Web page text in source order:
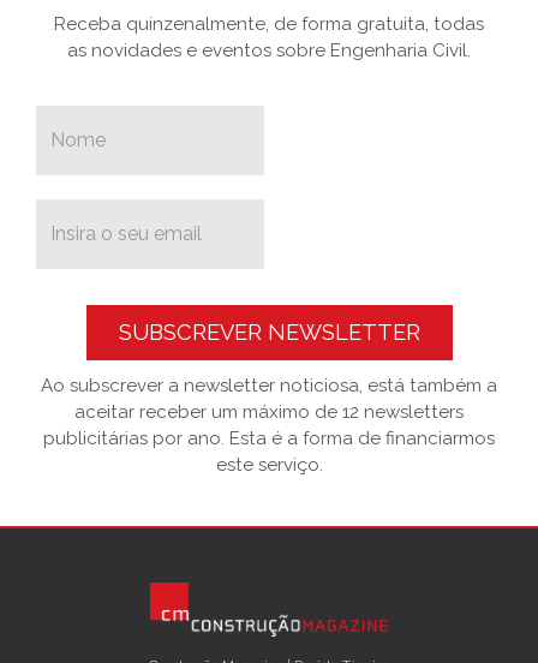
Receba quinzenalmente, de forma gratuita, todas
as novidades e eventos sobre Engenharia Civil.
SUBSCREVER NEWSLETTER
Ao subscrever a newsletter noticiosa, está também a
aceitar receber um máximo de 12 newsletters
publicitárias por ano. Esta é a forma de financiarmos
este serviço.